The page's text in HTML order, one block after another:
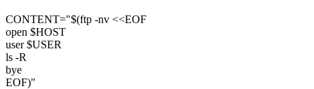
CONTENT="$(ftp -nv <<EOF
open $HOST
user $USER
ls -R
bye
EOF)"